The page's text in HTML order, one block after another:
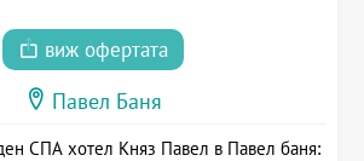
виж офертата
Павел Баня
СПА хотел Княз Павел в Павел баня: